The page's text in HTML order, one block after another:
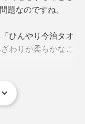
じたら「ひんや
題なのですね。
ひんやり今治タオ
わりが柔らかなこ